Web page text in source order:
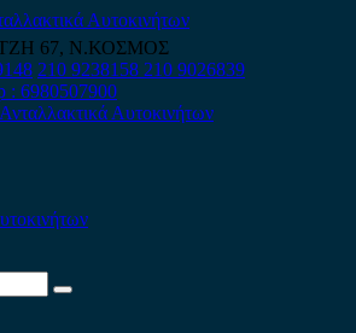
67, Ν.ΚΟΣΜΟΣ
210 9238158 210 9026839
: 6980507900